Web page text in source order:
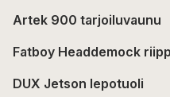
Artek 900 tarjoiluvaunu
Fatboy Headdemock
DUX Jetson lepotuoli